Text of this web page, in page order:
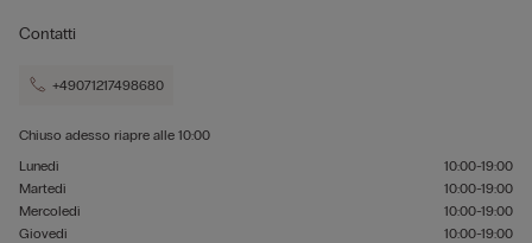
Contatti
+49071217498680
Chiuso adesso riapre alle 10:00
Lunedì
10:00-19:00
Martedì
10:00-19:00
Mercoledì
10:00-19:00
Giovedì
10:00-19:00